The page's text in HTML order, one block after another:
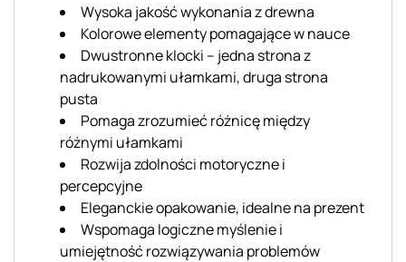
Wysoka jakość wykonania z drewna
Kolorowe elementy pomagające w nauce
Dwustronne klocki – jedna strona z
nadrukowanymi ułamkami, druga strona
pusta
Pomaga zrozumieć różnicę między
różnymi ułamkami
Rozwija zdolności motoryczne i
percepcyjne
Eleganckie opakowanie, idealne na prezent
Wspomaga logiczne myślenie i
umiejętność rozwiązywania problemów